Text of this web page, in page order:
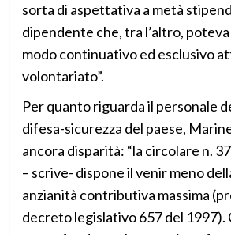
sorta di aspettativa a metà
dipendente che, tra l’altro,
modo continuativo ed esclusivo
volontariato”.
Per quanto riguarda il personale
difesa-sicurezza del paese,
ancora disparità: “la circolare n.
– scrive- dispone il venir meno
anzianità contributiva massima
decreto legislativo 657 del 1997).